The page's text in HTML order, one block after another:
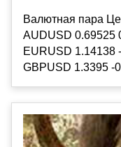
Валютная пара
AUDUSD 0.69525
EURUSD 1.14138
GBPUSD 1.3395 -